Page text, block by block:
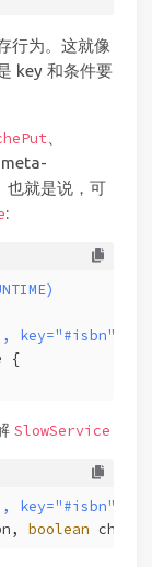
行为。这就像
key 和条件要
也就是说，可
:
key="#isbn")
{
SlowService
key="#isbn")
boolean